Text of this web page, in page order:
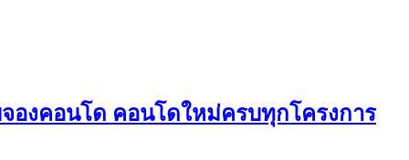
องคอนโด คอนโดใหม่ครบทุกโครงการ